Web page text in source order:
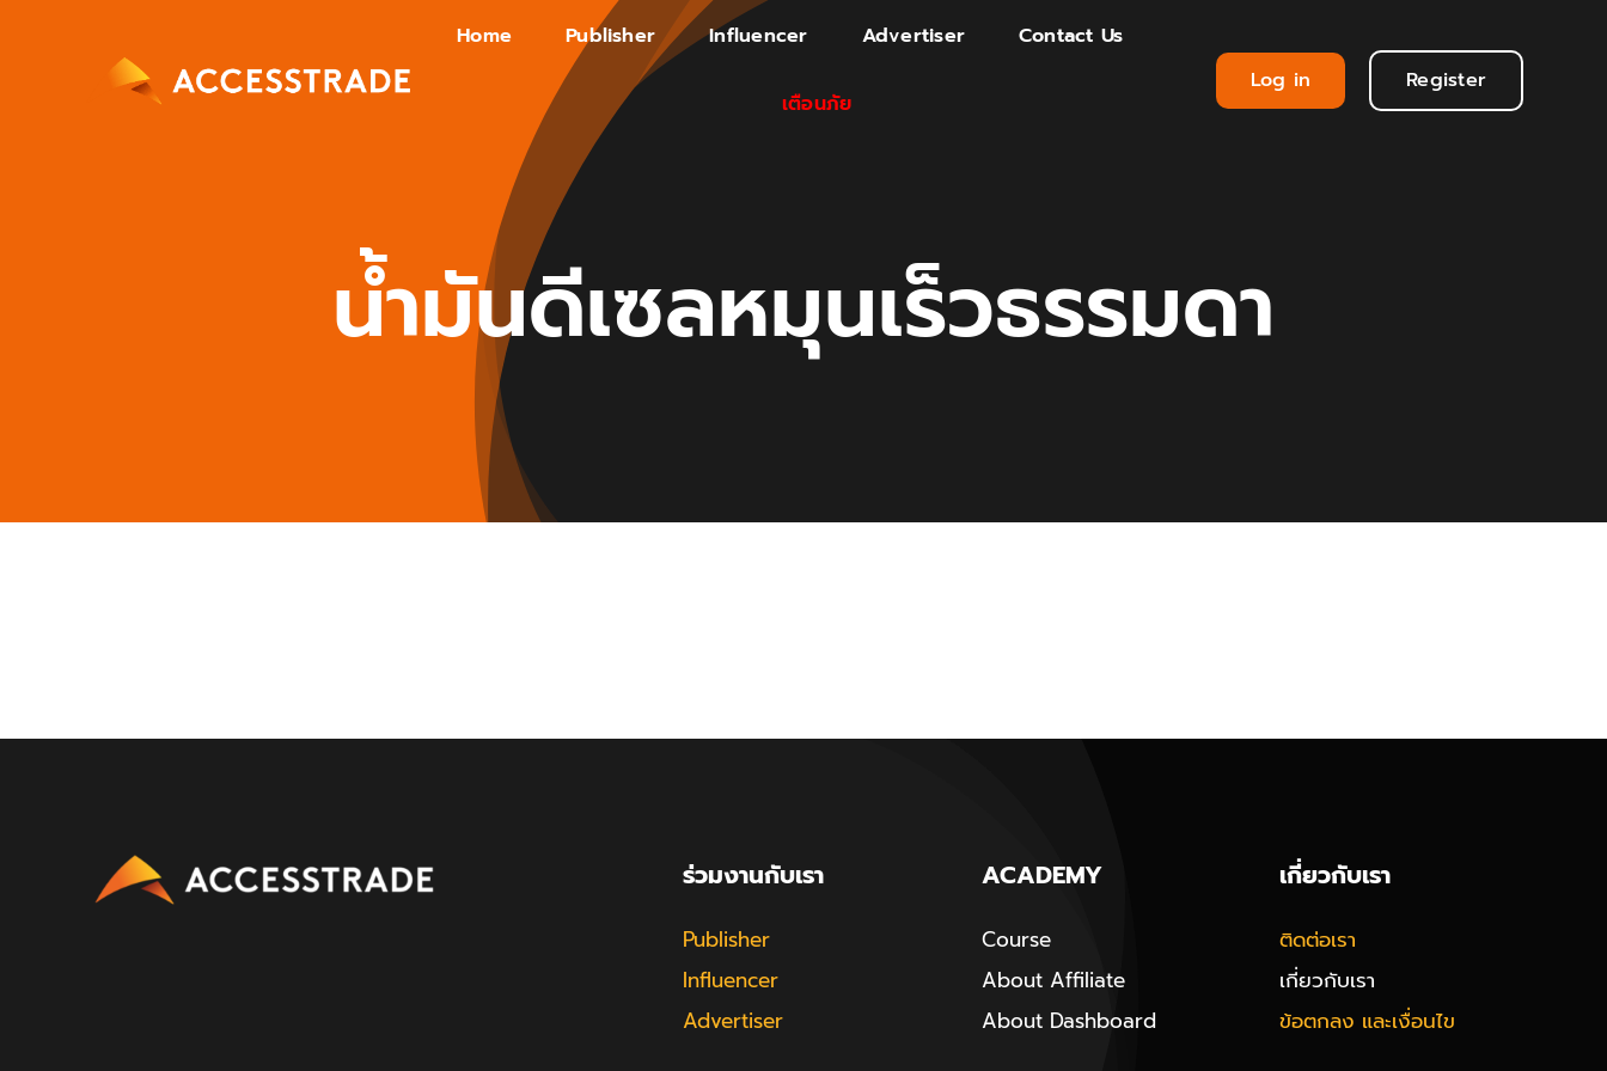
Home Publisher Influencer Advertiser Contact Us
เตือนภัย
Log in Register
น้ำมันดีเซลหมุนเร็วธรรมดา
ร่วมงานกับเรา
Publisher
Influencer
Advertiser
ACADEMY
Course
About Affiliate
About Dashboard
เกี่ยวกับเรา
ติดต่อเรา
เกี่ยวกับเรา
ข้อตกลง และเงื่อนไข